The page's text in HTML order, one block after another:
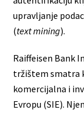
upravljanje
(text mining).
Raiffeisen Bank
tržištem smatra
komercijalna i
Evropu (SIE).